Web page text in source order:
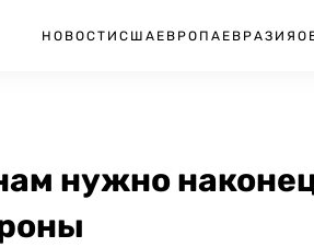
НОВОСТИ США ЕВРОПА ЕВРАЗИЯ
нужно